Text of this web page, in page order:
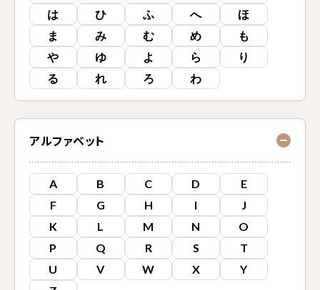
は
ひ ふ へ
ほ
ま
み む め
も
や
ゆ よ ら
り
る
れ ろ わ
アルファベット
A B C D
E
F
G H I
J
K
L M N
O
P
Q R S
T
U
V W X
Y